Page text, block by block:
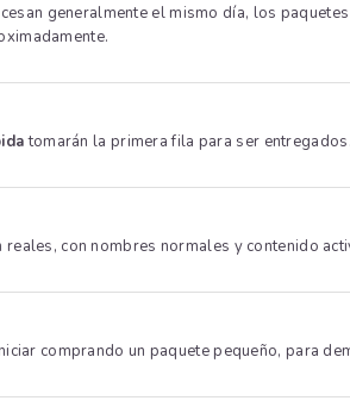
generalmente el mismo día, los
tomarán la primera fila para ser
con nombres normales y contenido
comprando un paquete pequeño, para